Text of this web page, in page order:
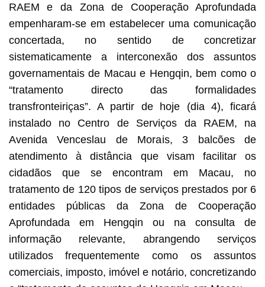
RAEM e da Zona de Cooperação Aprofundada
empenharam-se em estabelecer uma comunicação
concertada, no sentido de concretizar
sistematicamente a interconexão dos assuntos
governamentais de Macau e Hengqin, bem como o
“tratamento directo das formalidades
transfronteiriças”. A partir de hoje (dia 4), ficará
instalado no Centro de Serviços da RAEM, na
Avenida Venceslau de Morais, 3 balcões de
atendimento à distância que visam facilitar os
cidadãos que se encontram em Macau, no
tratamento de 120 tipos de serviços prestados por 6
entidades públicas da Zona de Cooperação
Aprofundada em Hengqin ou na consulta de
informação relevante, abrangendo serviços
utilizados frequentemente como os assuntos
comerciais, imposto, imóvel e notário, concretizando